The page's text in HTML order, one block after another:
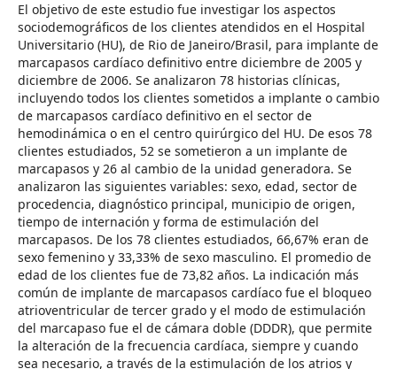
El objetivo de este estudio fue investigar los aspectos
sociodemográficos de los clientes atendidos en el Hospital
Universitario (HU), de Rio de Janeiro/Brasil, para implante de
marcapasos cardíaco definitivo entre diciembre de 2005 y
diciembre de 2006. Se analizaron 78 historias clínicas,
incluyendo todos los clientes sometidos a implante o cambio
de marcapasos cardíaco definitivo en el sector de
hemodinámica o en el centro quirúrgico del HU. De esos 78
clientes estudiados, 52 se sometieron a un implante de
marcapasos y 26 al cambio de la unidad generadora. Se
analizaron las siguientes variables: sexo, edad, sector de
procedencia, diagnóstico principal, municipio de origen,
tiempo de internación y forma de estimulación del
marcapasos. De los 78 clientes estudiados, 66,67% eran de
sexo femenino y 33,33% de sexo masculino. El promedio de
edad de los clientes fue de 73,82 años. La indicación más
común de implante de marcapasos cardíaco fue el bloqueo
atrioventricular de tercer grado y el modo de estimulación
del marcapaso fue el de cámara doble (DDDR), que permite
la alteración de la frecuencia cardíaca, siempre y cuando
sea necesario, a través de la estimulación de los atrios y